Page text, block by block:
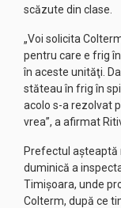
scăzute din clase.
„Voi solicita
pentru care e frig
în aceste unităţi.
stăteau în frig în
acolo s-a rezolvat
vrea”, a afirmat
Prefectul aşteaptă
duminică a
Timişoara, unde
Colterm, după ce